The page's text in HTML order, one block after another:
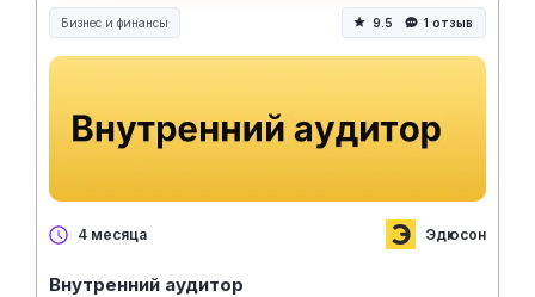
Бизнес и финансы 9.5 1 отзыв
4 месяца Эдюсон
Внутренний аудитор